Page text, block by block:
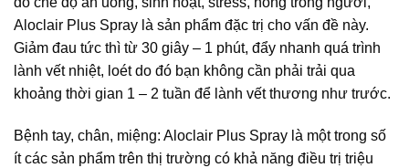
Aloclair Plus Spray là sản phẩm đặc trị cho vấn đề này.
Giảm đau tức thì từ 30 giây – 1 phút, đẩy nhanh quá trình
lành vết nhiệt, loét do đó bạn không cần phải trải qua
khoảng thời gian 1 – 2 tuần để lành vết thương như trước.
Bệnh tay, chân, miệng: Aloclair Plus Spray là một trong số
ít các sản phẩm trên thị trường có khả năng điều trị triệu